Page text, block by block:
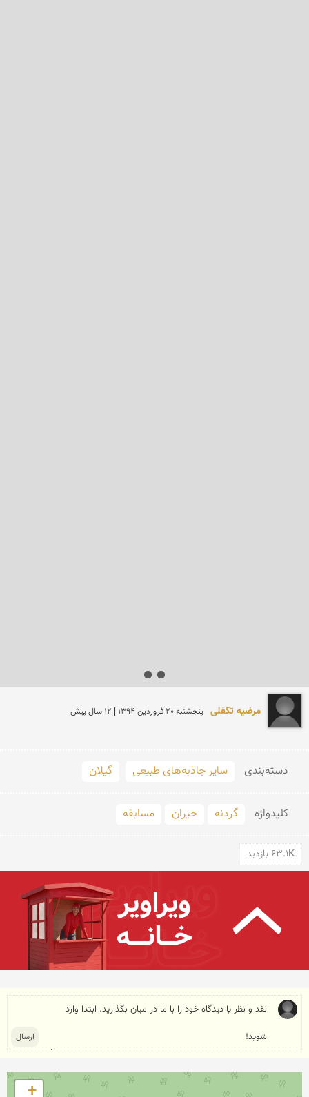
مرضیه تکفلی پنجشنبه 20 فروردين 1394 | 12 سال پیش
دسته‌بندی سایر جاذبه‌های طبیعی گیلان
کلید‌واژه گردنه حیران مسابقه
63.1K بازدید
+